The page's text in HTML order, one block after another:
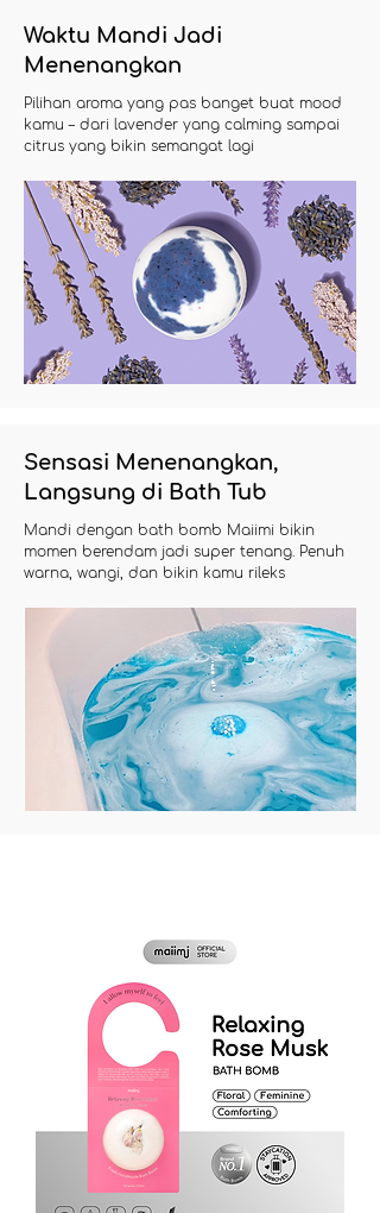
Waktu Mandi Jadi
Menenangkan
Pilihan aroma yang pas banget buat mood
kamu – dari lavender yang calming sampai
citrus yang bikin semangat lagi
Sensasi Menenangkan,
Langsung di Bath Tub
Mandi dengan bath bomb Maiimi bikin
momen berendam jadi super tenang. Penuh
warna, wangi, dan bikin kamu rileks